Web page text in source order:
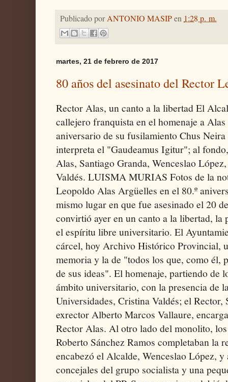
Publicado porANTONIO MASIPen 1:28 p. m.
martes, 21 de febrero de 2017
80 años del asesinato del Rector
Rector Alas, un canto a la libertad El
callejero franquista en el homenaje a
aniversario de su fusilamiento Chus
interpreta el "Gaudeamus Igitur"; al
Alas, Santiago Granda, Wenceslao
Valdés. LUISMA MURIAS Fotos de la
Leopoldo Alas Argüelles en el 80.º
mismo lugar en que fue asesinado el 20
convirtió ayer en un canto a la libertad,
el espíritu libre universitario. El
cárcel, hoy Archivo Histórico Provincial,
memoria y la de "todos los que, como él,
de sus ideas". El homenaje, partiendo de
ámbito universitario, con la presencia de
Universidades, Cristina Valdés; el
exrector Alberto Marcos Vallaure,
Rector Alas. Al otro lado del monolito,
Roberto Sánchez Ramos completaban la
encabezó el Alcalde, Wenceslao López, y
concejales del grupo socialista y una